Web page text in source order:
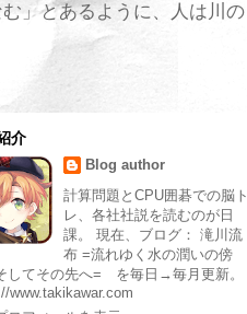
」とあるように、人は川の
介
Blog author
計算問題とCPU囲碁での脳ト
レ、各社社説を読むのが日
課。 現在、ブログ： 滝川流
布 =流れゆく水の潤いの傍
してその先へ= を毎日→毎月更新。
www.takikawar.com